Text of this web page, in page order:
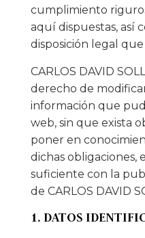
cumplimiento
aquí dispuestas, así
disposición legal
CARLOS DAVID
derecho de
información que
web, sin que exista
poner en
dichas obligaciones,
suficiente con la
de CARLOS DAVID
1. DATOS